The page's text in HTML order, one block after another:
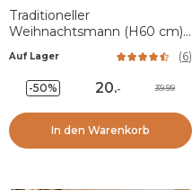
Traditioneller
Weihnachtsmann (H60 cm)
Auf Lager (6)
-50% 20.- 39.99
In den Warenkorb